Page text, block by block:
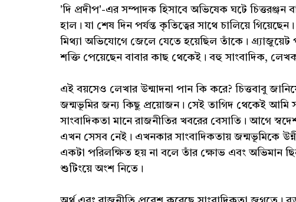
'দি প্রদীপ'-এর সম্পাদক হিসাবে অভিষেক ঘটে
হাল। যা শেষ দিন পর্যন্ত কৃতিত্বের সাথে চালিয়ে
মিথ্যা অভিযোগে জেলে যেতে হয়েছিল তাঁকে।
শক্তি পেয়েছেন বাবার কাছ থেকেই। বহু সাংবাদিক,
এই বয়সেও লেখার উন্মাদনা পান কি করে? চিত্তবাবু
জন্মভূমির জন্য কিছু প্রয়োজন। সেই তাগিদ থেকেই আমি
সাংবাদিকতা মানে রাজনীতির খবরের বেসাতি। আগে
এখন সেসব নেই। এখনকার সাংবাদিকতায় জন্মভূমিকে
একটা পরিলক্ষিত হয় না বলে তাঁর ক্ষোভ এবং অভিমান
শুটিংয়ে অংশ নিতে।